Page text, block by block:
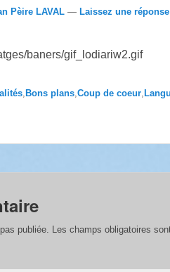
Pèire LAVAL — Laissez une réponse
Bons plans Coup de coeur
publiée. Les champs obligatoires